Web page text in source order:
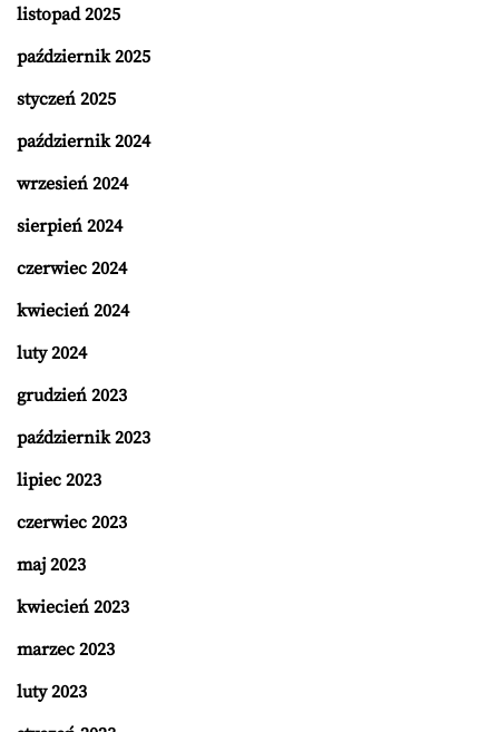
listopad 2025
październik 2025
styczeń 2025
październik 2024
wrzesień 2024
sierpień 2024
czerwiec 2024
kwiecień 2024
luty 2024
grudzień 2023
październik 2023
lipiec 2023
czerwiec 2023
maj 2023
kwiecień 2023
marzec 2023
luty 2023